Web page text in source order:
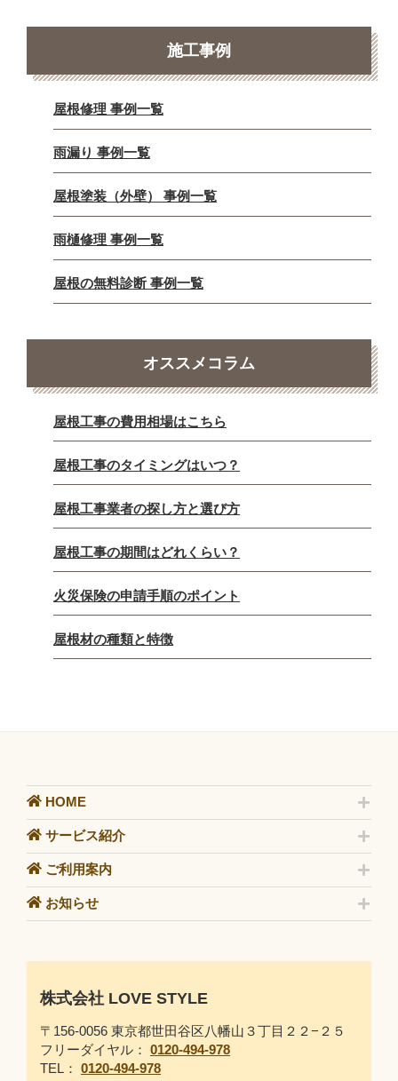
施工事例
屋根修理 事例一覧
雨漏り 事例一覧
屋根塗装（外壁） 事例一覧
雨樋修理 事例一覧
屋根の無料診断 事例一覧
オススメコラム
屋根工事の費用相場はこちら
屋根工事のタイミングはいつ？
屋根工事業者の探し方と選び方
屋根工事の期間はどれくらい？
火災保険の申請手順のポイント
屋根材の種類と特徴
HOME
サービス紹介
ご利用案内
お知らせ
株式会社 LOVE STYLE
〒156-0056 東京都世田谷区八幡山３丁目２２−２５
フリーダイヤル： 0120-494-978
TEL： 0120-494-978